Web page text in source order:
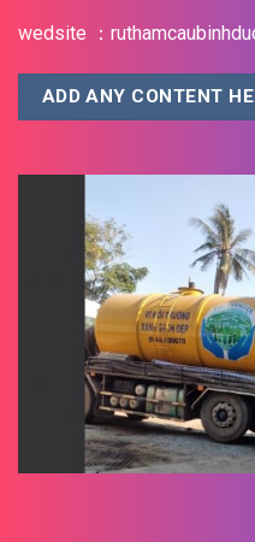
wedsite ：
ADD ANY CONTENT